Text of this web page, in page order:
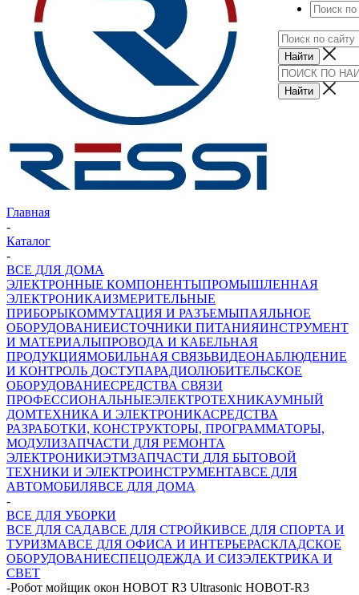
Главная
-
Каталог
-
ВСЕ ДЛЯ ДОМА
ЭЛЕКТРОННЫЕ КОМПОНЕНТЫПРОМЫШЛЕННАЯ
ЭЛЕКТРОНИКАИЗМЕРИТЕЛЬНЫЕ
ПРИБОРЫКОММУТАЦИЯ И РАЗЪЕМЫПАЯЛЬНОЕ
ОБОРУДОВАНИЕИСТОЧНИКИ ПИТАНИЯИНСТРУМЕНТ
И МАТЕРИАЛЫПРОВОДА И КАБЕЛЬНАЯ
ПРОДУКЦИЯМОБИЛЬНАЯ СВЯЗЬВИДЕОНАБЛЮДЕНИЕ
И КОНТРОЛЬ ДОСТУПАРАДИОЛЮБИТЕЛЬСКОЕ
ОБОРУДОВАНИЕСРЕДСТВА СВЯЗИ
ПРОФЕССИОНАЛЬНЫЕЭЛЕКТРОТЕХНИКАУМНЫЙ
ДОМТЕХНИКА И ЭЛЕКТРОНИКАСРЕДСТВА
РАЗРАБОТКИ, КОНСТРУКТОРЫ, ПРОГРАММАТОРЫ,
МОДУЛИЗАПЧАСТИ ДЛЯ РЕМОНТА
ЭЛЕКТРОНИКИЭТМЗАПЧАСТИ ДЛЯ БЫТОВОЙ
ТЕХНИКИ И ЭЛЕКТРОИНСТРУМЕНТАВСЕ ДЛЯ
АВТОМОБИЛЯВСЕ ДЛЯ ДОМА
-
ВСЕ ДЛЯ УБОРКИ
ВСЕ ДЛЯ САДАВСЕ ДЛЯ СТРОЙКИВСЕ ДЛЯ СПОРТА И
ТУРИЗМАВСЕ ДЛЯ ОФИСА И ИНТЕРЬЕРАСКЛАДСКОЕ
ОБОРУДОВАНИЕСПЕЦОДЕЖДА И СИЗЭЛЕКТРИКА И
СВЕТ
-Робот мойщик окон HOBOT R3 Ultrasonic HOBOT-R3